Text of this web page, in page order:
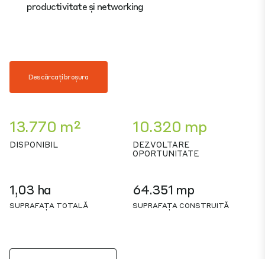
productivitate și networking
Descărcați broșura
13.770 m²
DISPONIBIL
10.320 mp
DEZVOLTARE
OPORTUNITATE
1,03 ha
SUPRAFAȚA TOTALĂ
64.351 mp
SUPRAFAȚA CONSTRUITĂ